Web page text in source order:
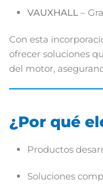
VAUXHALL –
Con esta
ofrecer soluciones
del motor,
¿Por qué
Productos
Soluciones